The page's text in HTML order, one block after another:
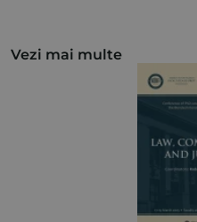
Vezi mai multe